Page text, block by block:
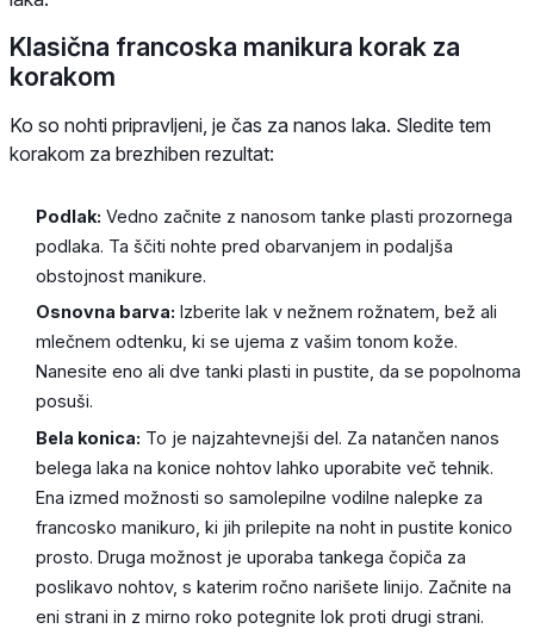
Klasična francoska manikura korak za
korakom
Ko so nohti pripravljeni, je čas za nanos laka. Sledite tem
korakom za brezhiben rezultat:
Podlak: Vedno začnite z nanosom tanke plasti prozornega
podlaka. Ta ščiti nohte pred obarvanjem in podaljša
obstojnost manikure.
Osnovna barva: Izberite lak v nežnem rožnatem, bež ali
mlečnem odtenku, ki se ujema z vašim tonom kože.
Nanesite eno ali dve tanki plasti in pustite, da se popolnoma
posuši.
Bela konica: To je najzahtevnejši del. Za natančen nanos
belega laka na konice nohtov lahko uporabite več tehnik.
Ena izmed možnosti so samolepilne vodilne nalepke za
francosko manikuro, ki jih prilepite na noht in pustite konico
prosto. Druga možnost je uporaba tankega čopiča za
poslikavo nohtov, s katerim ročno narišete linijo. Začnite na
eni strani in z mirno roko potegnite lok proti drugi strani.